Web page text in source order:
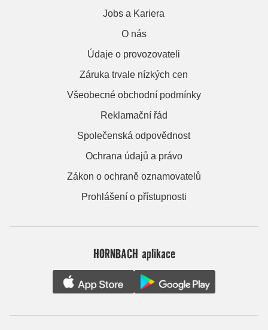
Jobs a Kariera
O nás
Údaje o provozovateli
Záruka trvale nízkých cen
Všeobecné obchodní podmínky
Reklamační řád
Společenská odpovědnost
Ochrana údajů a právo
Zákon o ochraně oznamovatelů
Prohlášení o přístupnosti
HORNBACH aplikace